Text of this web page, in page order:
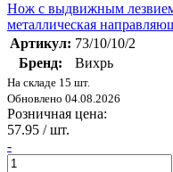
Нож с выдвижным
металлическая
Артикул: 73/10/10/2
Бренд:
Вихрь
На складе 15 шт.
Обновлено 04.08.2026
Розничная цена:
57.95 / шт.
-